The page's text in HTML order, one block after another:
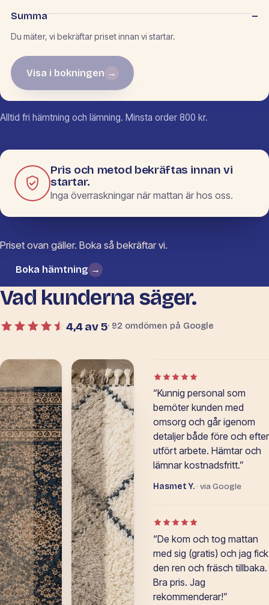
Summa –
Du mäter, vi bekräftar priset innan vi startar.
Visa i bokningen →
Alltid fri hämtning och lämning. Minsta order 800 kr.
Pris och metod bekräftas innan vi
startar.
Inga överraskningar när mattan är hos oss.
Priset ovan gäller. Boka så bekräftar vi.
Boka hämtning →
Vad kunderna säger.
4,4 av 5· 92 omdömen på Google
Betyg: 5 av 5 i Google-
“Kunnig personal som
bemöter kunden med
omsorg och går igenom
detaljer både före och efter
utfört arbete. Hämtar och
lämnar kostnadsfritt.”
Hasmet Y. · via Google
Betyg: 5 av 5 i Google-
“De kom och tog mattan
med sig (gratis) och jag fick
den ren och fräsch tillbaka.
Bra pris. Jag
rekommenderar!”